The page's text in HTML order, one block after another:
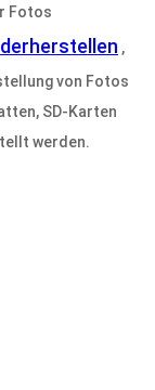
Fotos
,
von Fotos
SD-Karten
werden.